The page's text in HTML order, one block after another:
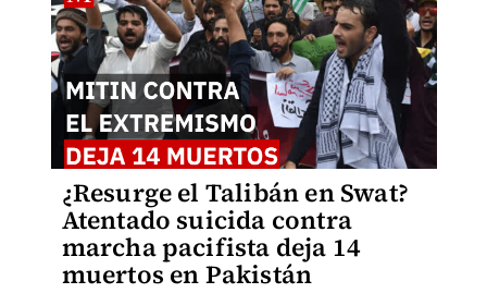
¿Resurge el Talibán en Swat?
Atentado suicida contra
marcha pacifista deja 14
muertos en Pakistán